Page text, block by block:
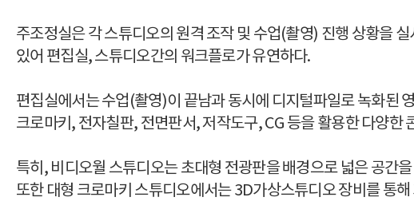
주조정실은 각 스튜디오의 원격 조작 및 수업(촬영) 진행 상황을
있어 편집실, 스튜디오간의 워크플로가 유연하다.
편집실에서는 수업(촬영)이 끝남과 동시에 디지털파일로 녹화된
크로마키, 전자칠판, 전면판서, 저작도구, CG 등을 활용한 다양한
특히, 비디오월 스튜디오는 초대형 전광판을 배경으로 넓은 공간
또한 대형 크로마키 스튜디오에서는 3D가상스튜디오 장비를 통